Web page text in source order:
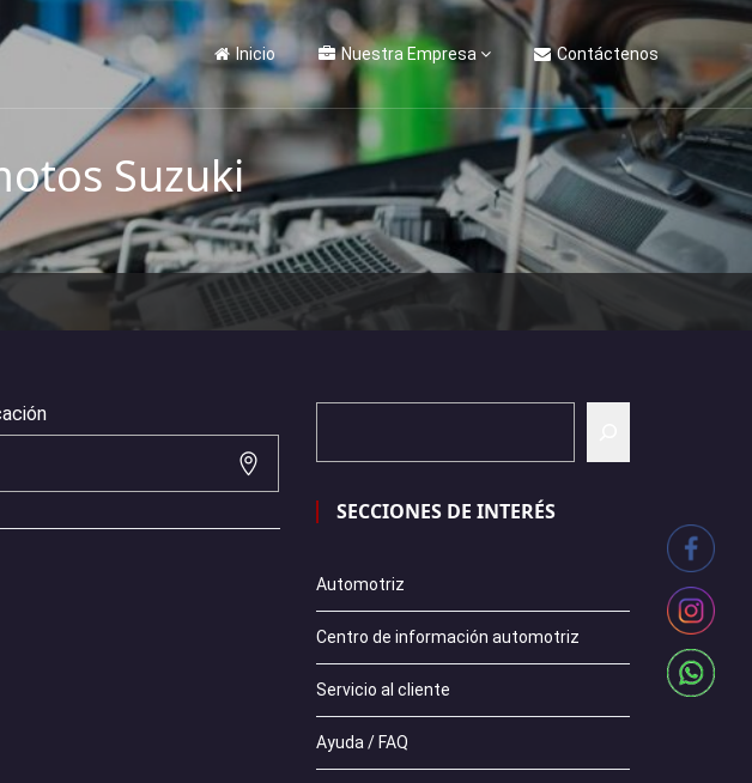
Inicio Nuestra Empresa Contáctenos
Suzuki
SECCIONES DE INTERÉS
Automotriz
Centro de información automotriz
Servicio al cliente
Ayuda / FAQ